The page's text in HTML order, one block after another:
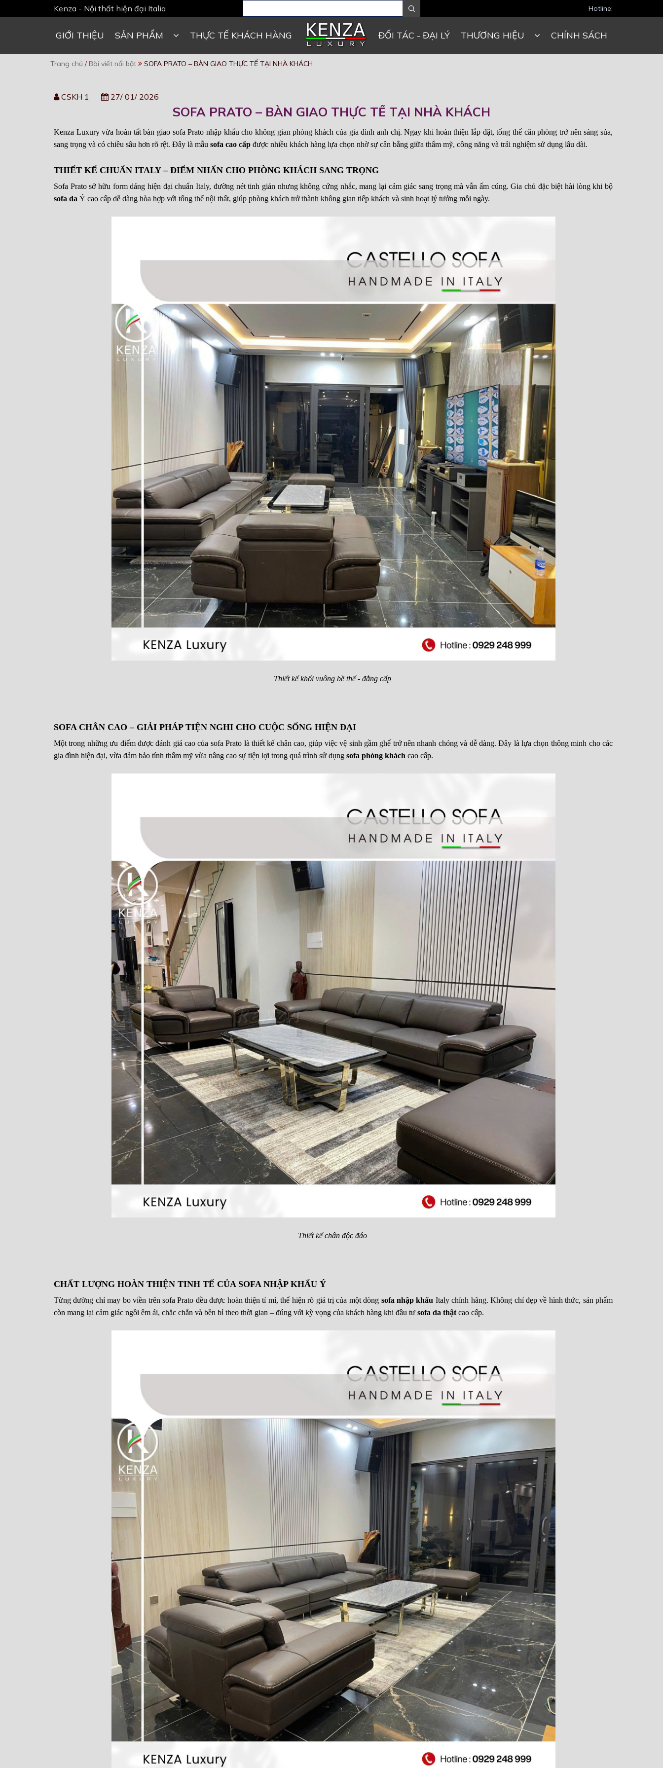
Kenza - Nội thất hiện đại Italia Hotline:
GIỚI THIỆU SẢN PHẨM THỰC TẾ KHÁCH HÀNG ĐỐI TÁC - ĐẠI LÝ THƯƠNG HIỆU CHÍNH SÁCH
Trang chủ / Bài viết nổi bật SOFA PRATO – BÀN GIAO THỰC TẾ TẠI NHÀ KHÁCH
CSKH 1 27/ 01/ 2026
SOFA PRATO – BÀN GIAO THỰC TẾ TẠI NHÀ KHÁCH
Kenza Luxury vừa hoàn tất bàn giao sofa Prato nhập khẩu cho không gian phòng khách của gia đình anh chị. Ngay khi hoàn thiện lắp đặt, tổng thể căn phòng trở nên sáng sủa,
sang trọng và có chiều sâu hơn rõ rệt. Đây là mẫu sofa cao cấp được nhiều khách hàng lựa chọn nhờ sự cân bằng giữa thẩm mỹ, công năng và trải nghiệm sử dụng lâu dài.
THIẾT KẾ CHUẨN ITALY – ĐIỂM NHẤN CHO PHÒNG KHÁCH SANG TRỌNG
Sofa Prato sở hữu form dáng hiện đại chuẩn Italy, đường nét tinh giản nhưng không cứng nhắc, mang lại cảm giác sang trọng mà vẫn ấm cúng. Gia chủ đặc biệt hài lòng khi bộ
sofa da Ý cao cấp dễ dàng hòa hợp với tổng thể nội thất, giúp phòng khách trở thành không gian tiếp khách và sinh hoạt lý tưởng mỗi ngày.
Thiết kế khối vuông bề thế - đẳng cấp
SOFA CHÂN CAO – GIẢI PHÁP TIỆN NGHI CHO CUỘC SỐNG HIỆN ĐẠI
Một trong những ưu điểm được đánh giá cao của sofa Prato là thiết kế chân cao, giúp việc vệ sinh gầm ghế trở nên nhanh chóng và dễ dàng. Đây là lựa chọn thông minh cho các
gia đình hiện đại, vừa đảm bảo tính thẩm mỹ vừa nâng cao sự tiện lợi trong quá trình sử dụng sofa phòng khách cao cấp.
Thiết kế chân độc đáo
CHẤT LƯỢNG HOÀN THIỆN TINH TẾ CỦA SOFA NHẬP KHẨU Ý
Từng đường chỉ may bo viền trên sofa Prato đều được hoàn thiện tỉ mỉ, thể hiện rõ giá trị của một dòng sofa nhập khẩu Italy chính hãng. Không chỉ đẹp về hình thức, sản phẩm
còn mang lại cảm giác ngồi êm ái, chắc chắn và bền bỉ theo thời gian – đúng với kỳ vọng của khách hàng khi đầu tư sofa da thật cao cấp.